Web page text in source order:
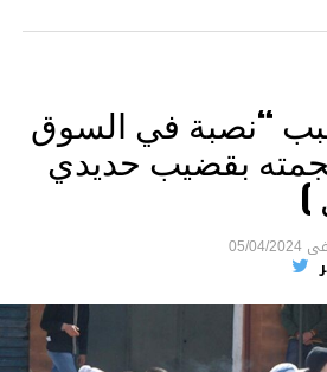
وكانت إحدى عظام
هناك كدمات متعددة على
ويديها.
ويواجه بيشيمباييف (43 عاما) اتهامات بالتعذيب
الشديد ويواجه عقوبة
“نصبة في السوق
بقضيب حديدي
)
فى 05/04/2024